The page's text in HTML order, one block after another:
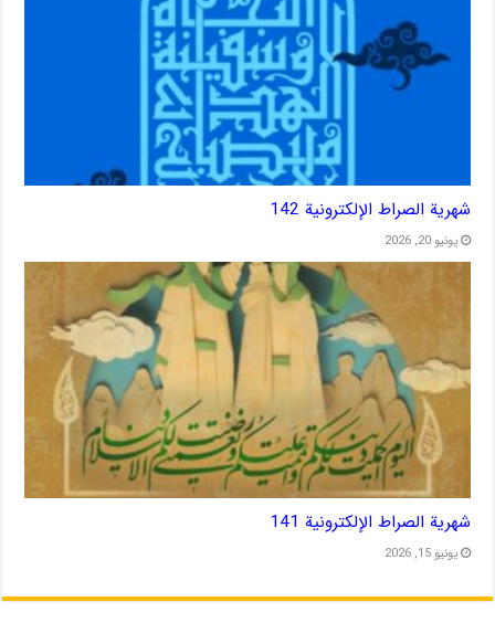
شهریة الصراط الإلكترونية 142
يونيو 20, 2026
شهریة الصراط الإلكترونية 141
يونيو 15, 2026